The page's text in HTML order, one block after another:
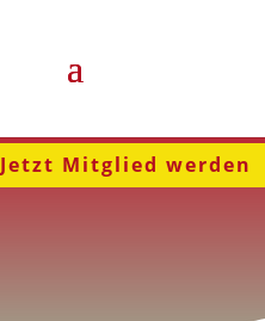
Jetzt Mitglied werden